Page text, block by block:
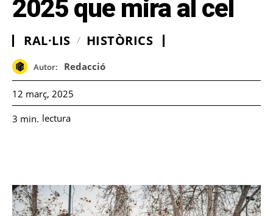
2025 que mira al cel
RAL·LIS HISTÒRICS
Autor: Redacció
12 març, 2025
3 min. lectura